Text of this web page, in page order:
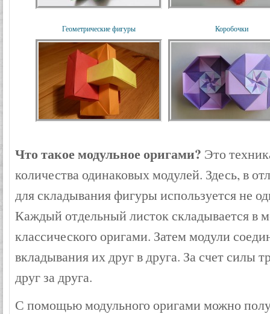
Геометрические фигуры Коробочки
Что такое модульное оригами? Это
количества одинаковых модулей. Здесь, в
для складывания фигуры используется не
Каждый отдельный листок складывается в
классического оригами. Затем модули
вкладывания их друг в друга. За счет силы
друг за друга.
С помощью модульного оригами можно